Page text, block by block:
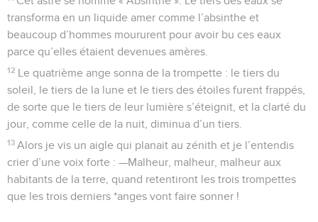
transforma en un liquide amer comme l’absinthe et
beaucoup d’hommes moururent pour avoir bu ces eaux
parce qu’elles étaient devenues amères.
12 Le quatrième ange sonna de la trompette : le tiers du
soleil, le tiers de la lune et le tiers des étoiles furent frappés,
de sorte que le tiers de leur lumière s’éteignit, et la clarté du
jour, comme celle de la nuit, diminua d’un tiers.
13 Alors je vis un aigle qui planait au zénith et je l’entendis
crier d’une voix forte : —Malheur, malheur, malheur aux
habitants de la terre, quand retentiront les trois trompettes
que les trois derniers *anges vont faire sonner !